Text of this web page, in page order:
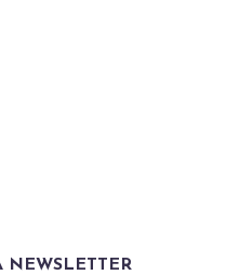
NEWSLETTER